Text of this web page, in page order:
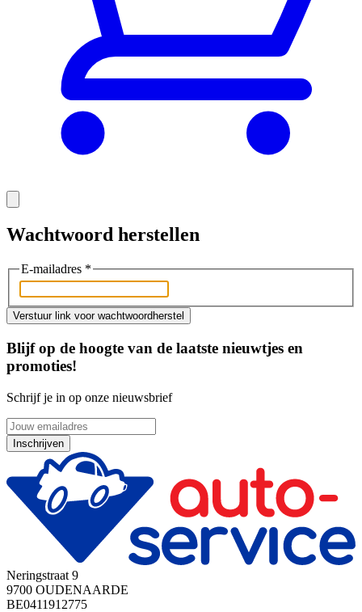
Wachtwoord herstellen
E-mailadres *
Verstuur link voor wachtwoordherstel
Blijf op de hoogte van de laatste nieuwtjes en
promoties!
Schrijf je in op onze nieuwsbrief
Inschrijven
Neringstraat 9
9700 OUDENAARDE
BE0411912775